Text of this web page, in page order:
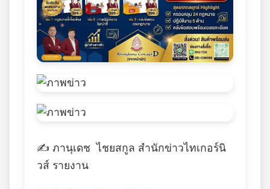
✍️ ภานุเดช ไชยสกูล สำนักข่าวไทเกอร์นิ
วส์ รายงาน